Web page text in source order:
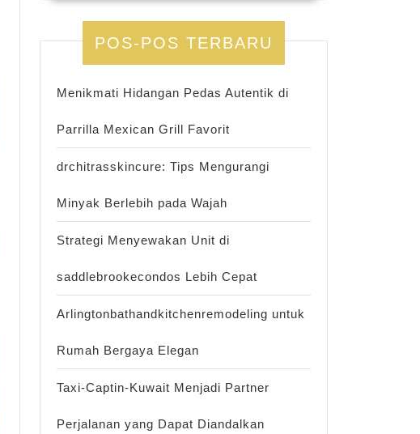
POS-POS TERBARU
Menikmati Hidangan Pedas Autentik di
Parrilla Mexican Grill Favorit
drchitrasskincure: Tips Mengurangi
Minyak Berlebih pada Wajah
Strategi Menyewakan Unit di
saddlebrookecondos Lebih Cepat
Arlingtonbathandkitchenremodeling untuk
Rumah Bergaya Elegan
Taxi-Captin-Kuwait Menjadi Partner
Perjalanan yang Dapat Diandalkan